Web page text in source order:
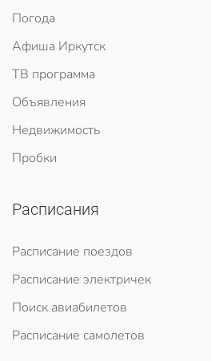
Погода
Афиша Иркутск
ТВ программа
Объявления
Недвижимость
Пробки
Расписания
Расписание поездов
Расписание электричек
Поиск авиабилетов
Расписание самолетов